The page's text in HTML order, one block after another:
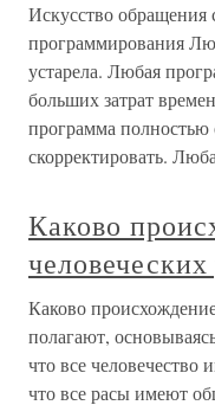
Искусство
программирования
устарела. Любая
больших затрат
программа полностью
скорректировать.
Каково
человеческих
Каково
полагают,
что все человечество
что все расы имеют